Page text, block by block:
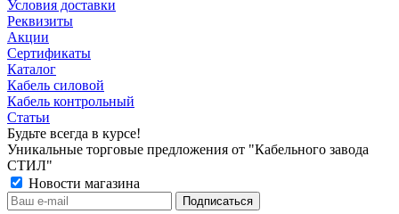
Условия доставки
Реквизиты
Акции
Сертификаты
Каталог
Кабель силовой
Кабель контрольный
Статьи
Будьте всегда в курсе!
Уникальные торговые предложения от "Кабельного завода
СТИЛ"
Новости магазина